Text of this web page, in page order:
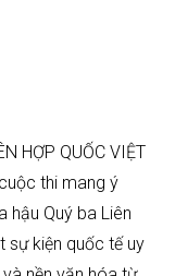
HỢP QUỐC VIỆT
thi mang ý
hậu Quý ba Liên
sự kiện quốc tế uy